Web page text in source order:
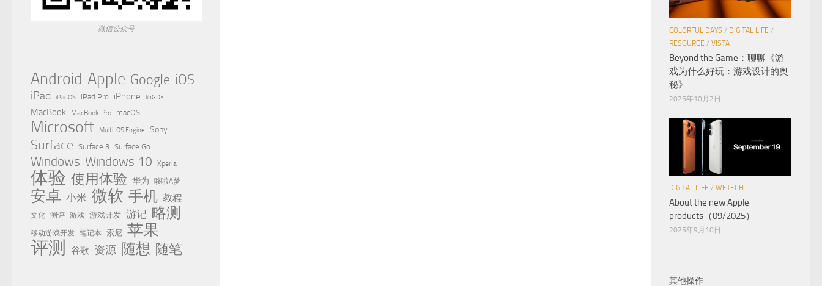
微信公众号
Android Apple Google iOS
iPad iPadOS iPad Pro iPhone libGDX
MacBook MacBook Pro macOS
Microsoft Multi-OS Engine Sony
Surface Surface 3 Surface Go
Windows Windows 10 Xperia
体验 使用体验 华为 哆啦A梦
安卓 小米 微软 手机 教程
文化 测评 游戏 游戏开发 游记 略测
移动游戏开发 笔记本 索尼 苹果
评测 谷歌 资源 随想 随笔
COLORFUL DAYS / DIGITAL LIFE /
RESOURCE / VISTA
Beyond the Game：聊聊《游
戏为什么好玩：游戏设计的奥
秘》
2025年10月2日
DIGITAL LIFE / WETECH
About the new Apple
products（09/2025）
2025年9月10日
其他操作